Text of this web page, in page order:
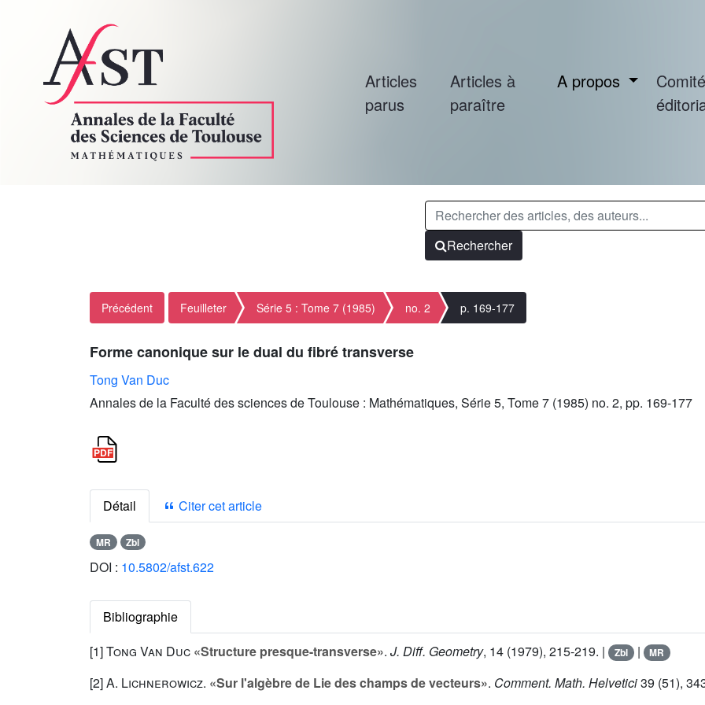
Articles
parus
Articles à
paraître
A propos
Comité
Rechercher
Précédent Feuilleter Série 5 : Tome 7 (1985) no. 2 p. 169-177
Forme canonique sur le dual du fibré transverse
Tong Van Duc
Annales de la Faculté des sciences de Toulouse : Mathématiques, Série 5, Tome 7 (1985) no. 2, pp. 169-177
Détail Citer cet article
MR Zbl
DOI : 10.5802/afst.622
Bibliographie
[1]Tong Van Duc «Structure presque-transverse». J. Diff. Geometry, 14 (1979), 215-219. | Zbl | MR
[2]A. Lichnerowicz. «Sur l'algèbre de Lie des champs de vecteurs». Comment. Math. Helvetici39 (51),